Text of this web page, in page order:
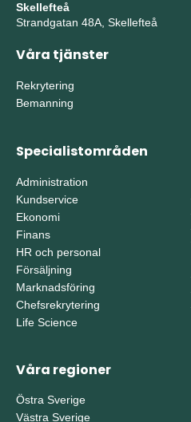
Skellefteå
Strandgatan 48A, Skellefteå
Våra tjänster
Rekrytering
Bemanning
Specialistområden
Administration
Kundservice
Ekonomi
Finans
HR och personal
Försäljning
Marknadsföring
Chefsrekrytering
Life Science
Våra regioner
Östra Sverige
Västra Sverige